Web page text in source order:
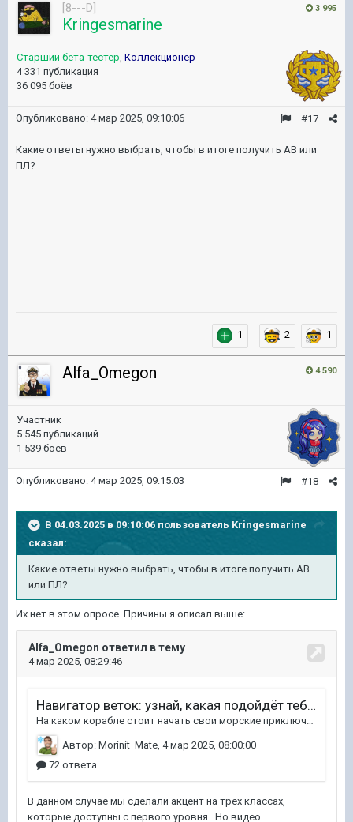
3 995
[8---D]
Kringesmarine
Старший бета-тестер, Коллекционер
4 331 публикация
36 095 боёв
#17
Опубликовано: 4 мар 2025, 09:10:06
Какие ответы нужно выбрать, чтобы в итоге получить АВ или
ПЛ?
1 2 1
4 590
Alfa_Omegon
Участник
5 545 публикаций
1 539 боёв
#18
Опубликовано: 4 мар 2025, 09:15:03
В 04.03.2025 в 09:10:06 пользователь Kringesmarine
сказал:
Какие ответы нужно выбрать, чтобы в итоге получить АВ
или ПЛ?
Их нет в этом опросе. Причины я описал выше: